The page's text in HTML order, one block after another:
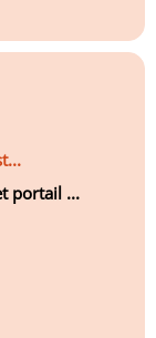
portail ...